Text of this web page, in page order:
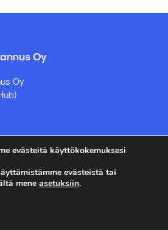
Oy
Oy
asiat
evästeitä käyttökokemuksesi
evästeistä tai
mene asetuksiin.